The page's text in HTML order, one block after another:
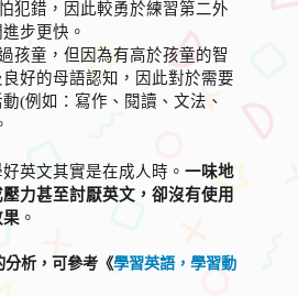
犯錯，因此較勇於練習第二外
步更快。
孩童，但因為有高於孩童的智
好的母語認知，因此對於需要
(例如：寫作、閱讀、文法、
英文其實是在成人時。 一味地
力甚至討厭英文，卻沒有使用
果 。
分析，可參考《學習英語，學習動